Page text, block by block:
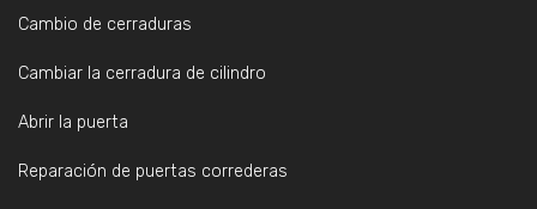
Cambio de cerraduras
Cambiar la cerradura de cilindro
Abrir la puerta
Reparación de puertas correderas